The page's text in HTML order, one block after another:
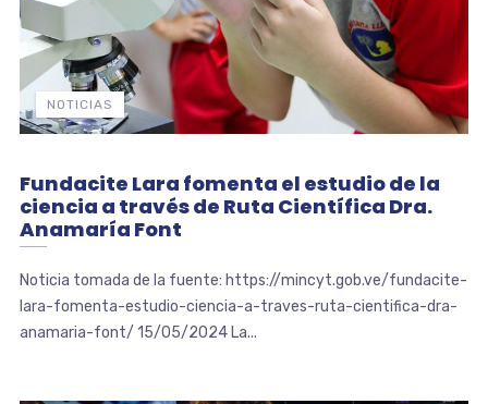
NOTICIAS
Fundacite Lara fomenta el estudio de la
ciencia a través de Ruta Científica Dra.
Anamaría Font
Noticia tomada de la fuente: https://mincyt.gob.ve/fundacite-
lara-fomenta-estudio-ciencia-a-traves-ruta-cientifica-dra-
anamaria-font/ 15/05/2024 La...